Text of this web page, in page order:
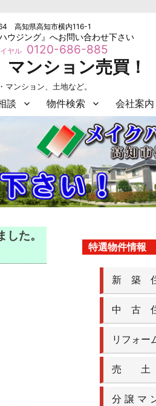
高知県高知市横内116-1
ハウジング』へお問い合わせ下さい
ヤル 0120-686-885
ンション売買！
ンション、土地など。
談 物件検索 会社案内
た。
特選物件情報
新 築
中 古
リフォー
売
分 譲 マ